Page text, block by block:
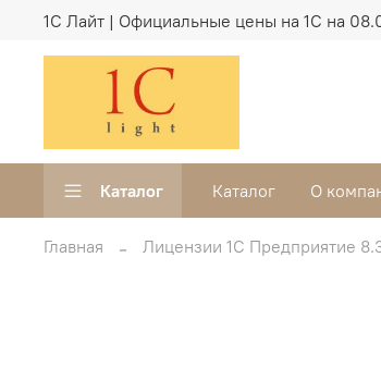
1C Лайт | Официальные цены на 1С на
Каталог Каталог О
Главная Лицензии 1С Предприятие